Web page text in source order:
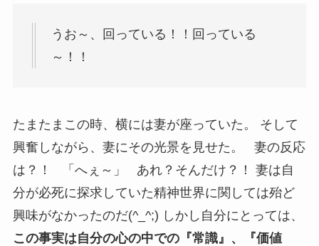
うお～、回っている！！回っている
～！！
たまたまこの時、横には妻が座っていた。 そして
興奮しながら、妻にその光景を見せた。 妻の反応
は？！ 「へぇ～」 あれ？そんだけ？！ 妻は自
分が必死に探求していた精神世界に関しては殆ど
興味がなかったのだ(^_^;) しかし自分にとっては、
この事実は自分の心の中での『常識』、『価値